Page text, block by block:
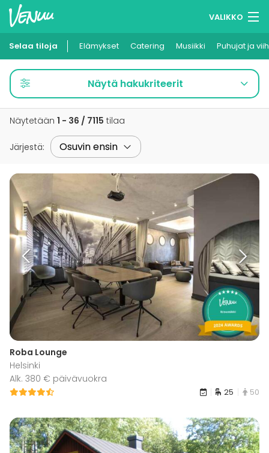
VALIKKO
Muistilistasi
Kirjaudu
Suomi
Selaa tiloja Elämykset Catering Musiikki Puhujat ja
Näytä hakukriteerit
Näytetään 1 - 36 / 7115 tilaa
Järjestä:
Roba Lounge
Helsinki
Alk. 380 € päivävuokra
25 50